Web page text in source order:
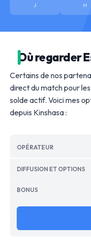
J H
Où regarder
Certains de nos
direct du match pour
solde actif. Voici mes
depuis Kinshasa :